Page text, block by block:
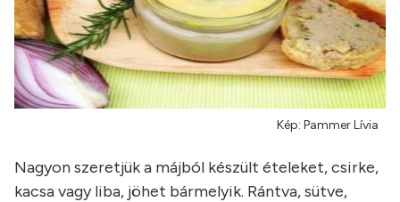
Kép: Pammer Lívia
Nagyon szeretjük a májból készült ételeket, csirke,
kacsa vagy liba, jöhet bármelyik. Rántva, sütve,